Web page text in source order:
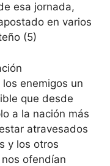
esa jornada,
en varios
(5)
enemigos un
que desde
a la nación más
atravesados
y los otros
ofendían